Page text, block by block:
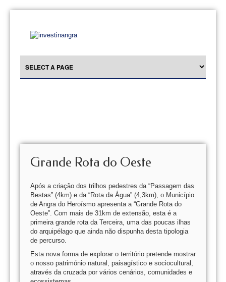
Grande Rota do Oeste
Após a criação dos trilhos pedestres da “Passagem das
Bestas” (4km) e da “Rota da Água” (4,3km), o Município
de Angra do Heroísmo apresenta a “Grande Rota do
Oeste”. Com mais de 31km de extensão, esta é a
primeira grande rota da Terceira, uma das poucas ilhas
do arquipélago que ainda não dispunha desta tipologia
de percurso.
Esta nova forma de explorar o território pretende mostrar
o nosso património natural, paisagístico e sociocultural,
através da cruzada por vários cenários, comunidades e